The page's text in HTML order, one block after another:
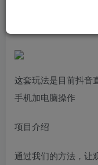
这套玩法是目前抖音
手机加电脑操作
项目介绍
通过我们的方法，让